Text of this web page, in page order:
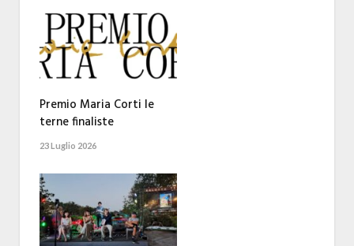
Premio Maria Corti le
terne finaliste
23 Luglio 2026